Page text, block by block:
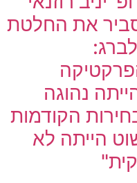
את החלטת
נהוגה
הקודמות
הייתה לא